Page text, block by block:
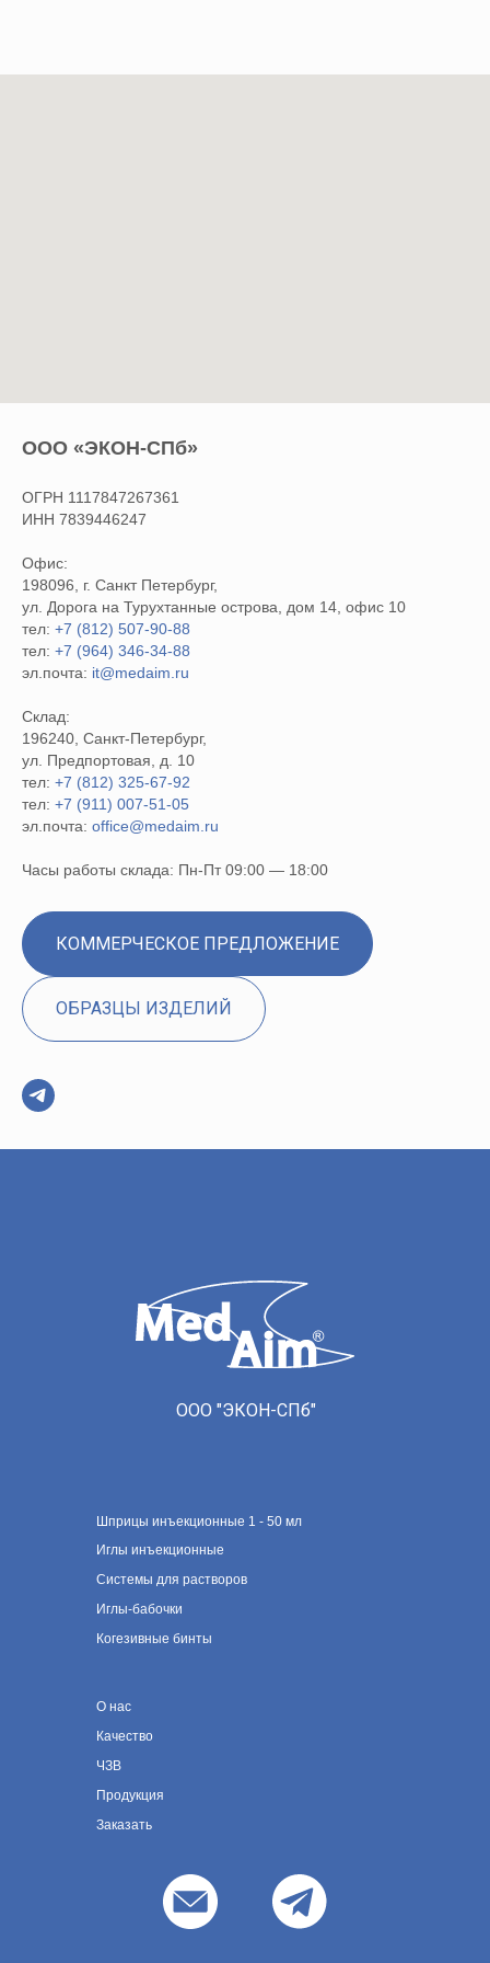
ООО «ЭКОН-СПб»
ОГРН 1117847267361
ИНН 7839446247
Офис:
198096, г. Санкт Петербург,
ул. Дорога на Турухтанные острова, дом 14, офис 10
тел: +7 (812) 507-90-88
тел: +7 (964) 346-34-88
эл.почта: it@medaim.ru
Склад:
196240, Санкт-Петербург,
ул. Предпортовая, д. 10
тел: +7 (812) 325-67-92
тел: +7 (911) 007-51-05
эл.почта: office@medaim.ru
Часы работы склада: Пн-Пт 09:00 — 18:00
КОММЕРЧЕСКОЕ ПРЕДЛОЖЕНИЕ
ОБРАЗЦЫ ИЗДЕЛИЙ
ООО "ЭКОН-СПб"
Шприцы инъекционные 1 - 50 мл
Иглы инъекционные
О нас
Системы для растворов
Качество
ЧЗВ
Продукция
Иглы-бабочки
Заказать
Когезивные бинты